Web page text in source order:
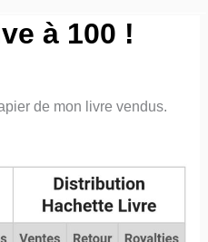
à 100 !
de mon livre vendus.